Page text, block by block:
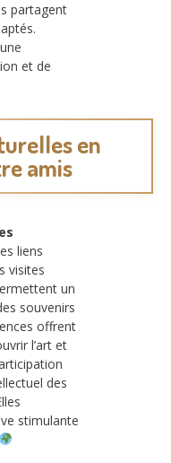
partagent
et de
en
amis
liens
visites
un
souvenirs
offrent
l’art et
des
stimulante